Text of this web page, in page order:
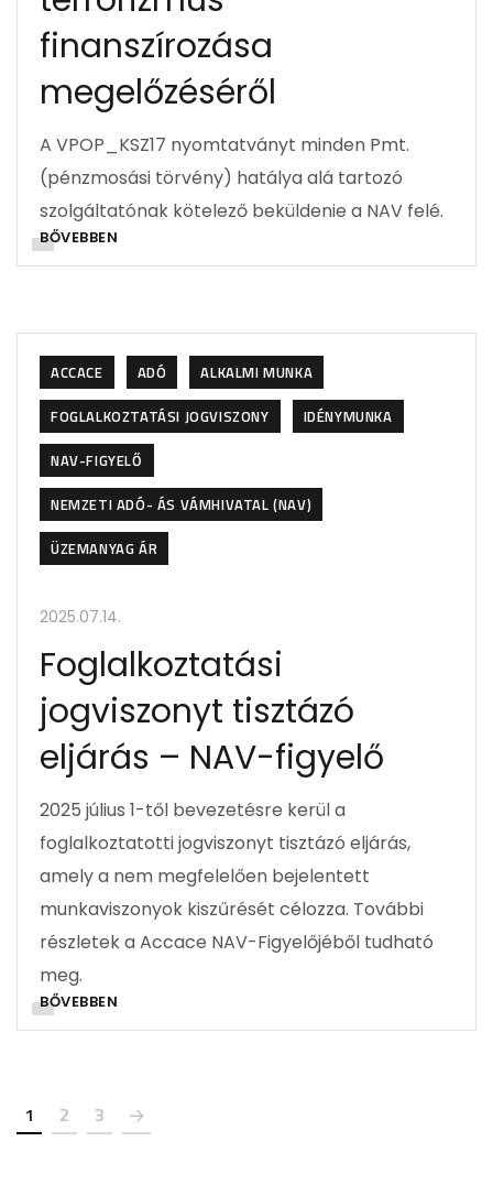
finanszírozása
megelőzéséről
A VPOP_KSZ17 nyomtatványt minden Pmt.
(pénzmosási törvény) hatálya alá tartozó
szolgáltatónak kötelező beküldenie a NAV felé.
BŐVEBBEN
ACCACE ADÓ
ALKALMI MUNKA
FOGLALKOZTATÁSI JOGVISZONY
IDÉNYMUNKA
NAV-FIGYELŐ
NEMZETI ADÓ- ÁS VÁMHIVATAL (NAV)
ÜZEMANYAG ÁR
2025.07.14.
Foglalkoztatási
jogviszonyt tisztázó
eljárás – NAV-figyelő
2025 július 1-től bevezetésre kerül a
foglalkoztatotti jogviszonyt tisztázó eljárás,
amely a nem megfelelően bejelentett
munkaviszonyok kiszűrését célozza. További
részletek a Accace NAV-Figyelőjéből tudható
meg.
BŐVEBBEN
1 2 3